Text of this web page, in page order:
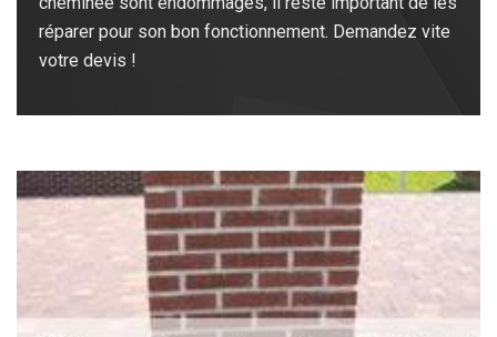
réparer pour son bon fonctionnement. Demandez vite
votre devis !